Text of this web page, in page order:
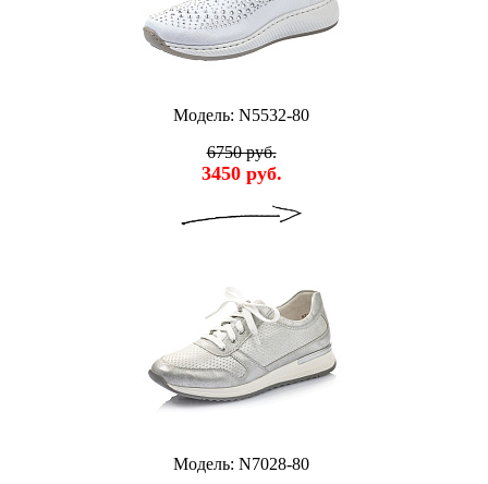
Модель: N5532-80
6750 руб.
3450 руб.
Модель: N7028-80